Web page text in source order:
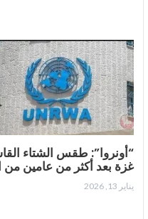
“أونروا”: طقس الشتاء
غزة بعد أكثر من عامين
يناير 13, 2026